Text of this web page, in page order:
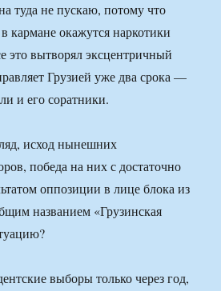
туда не пускаю, потому что
кармане окажутся наркотики
это вытворял эксцентричный
Грузией уже два срока —
и его соратники.
исход нынешних
победа на них с достаточно
оппозиции в лице блока из
названием «Грузинская
выборы только через год,